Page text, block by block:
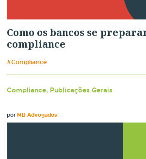
Como os bancos se
compliance
#Compliance
Compliance, Publicações Gerais
porMB Advogados